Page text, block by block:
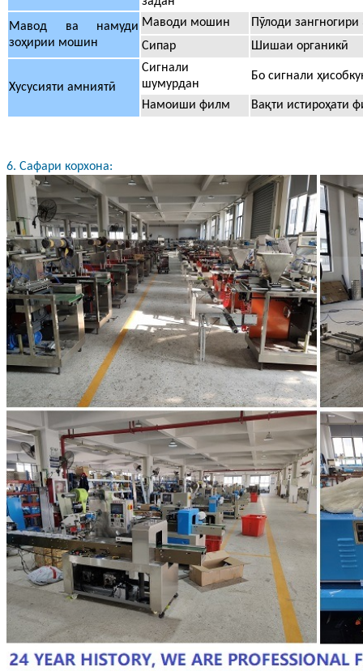
Мавод ва намуди
зоҳирии мошин
Маводи мошин
Пӯлоди
Сипар
Шишаи органикӣ
Хусусияти амниятӣ
Сигнали
шумурдан
Бо сигнали
Намоиши филм Вақти истироҳати
6. Сафари корхона: